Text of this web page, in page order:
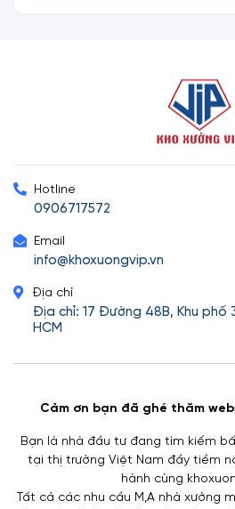
Hotline
0906717572
Email
info@khoxuongvip.vn
Địa chỉ
Địa chỉ: 17 Đường 48B, Khu phố
HCM
Cảm ơn bạn đã ghé thăm
Bạn là nhà đầu tư đang tìm kiếm
tại thị trường Việt Nam đầy tiềm
hành cùng
Tất cả các nhu cầu M,A nhà xưởng